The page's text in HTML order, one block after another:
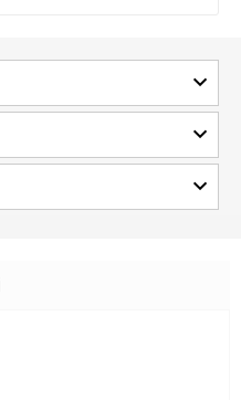
je 5 z 5 hvězdiček.